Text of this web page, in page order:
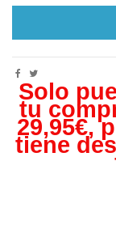
Solo
tu
29,95€,
tiene